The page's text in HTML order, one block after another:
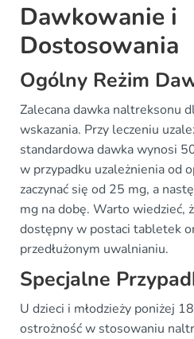
Dawkowanie i
Dostosowania
Ogólny Reżim
Zalecana dawka naltreksonu
wskazania. Przy leczeniu
standardowa dawka wynosi
w przypadku uzależnienia od
zaczynać się od 25 mg, a
mg na dobę. Warto wiedzieć,
dostępny w postaci tabletek
przedłużonym uwalnianiu.
Specjalne
U dzieci i młodzieży poniżej
ostrożność w stosowaniu